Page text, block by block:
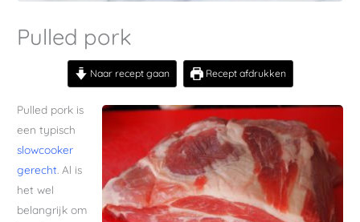
Pulled pork
Naar recept gaan Recept afdrukken
Pulled pork is
een typisch
slowcooker
gerecht. Al is
het wel
belangrijk om